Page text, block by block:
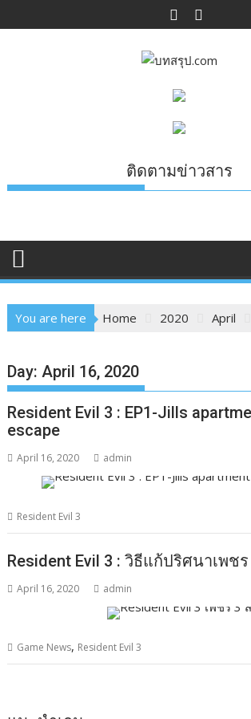
to
ติดตามข่าวสาร
You are here Home 2020 April
Day:April 16, 2020
Resident Evil 3 : EP1-Jills
escape
April 16, 2020 admin
Resident Evil 3
Resident Evil 3 : วิธีแก้ปริศนาเพช
April 16, 2020 admin
Game News, Resident Evil 3